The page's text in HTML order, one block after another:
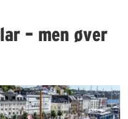
– men øver